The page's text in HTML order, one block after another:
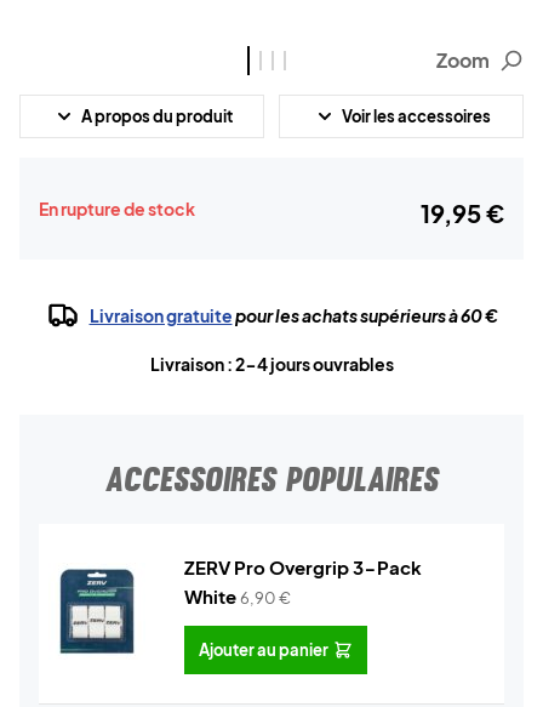
Zoom
A propos du produit Voir les accessoires
En rupture de stock 19,95 €
Livraison gratuitepour les achats supérieurs à 60 €
Livraison : 2-4 jours ouvrables
ACCESSOIRES POPULAIRES
ZERV Pro Overgrip 3-Pack
White6,90€
Ajouter au panier